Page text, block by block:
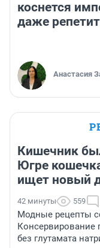
коснется
даже
Анастасия
Кишечник
Югре
ищет новый
42 минуты 559
Модные рецепты
Консервирование
без глутамата